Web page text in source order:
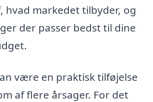
hvad markedet tilbyder, og
der passer bedst til dine
være en praktisk tilføjelse
af flere årsager. For det